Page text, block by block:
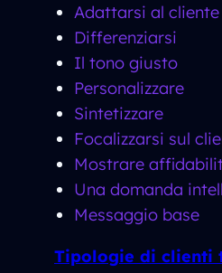
Adattarsi al cliente
Differenziarsi
Il tono giusto
Personalizzare
Sintetizzare
Focalizzarsi sul
Mostrare
Una domanda
Messaggio base
Tipologie di clienti